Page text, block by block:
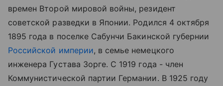
времен Второй мировой войны, резидент
советской разведки в Японии. Родился 4 октября
1895 года в поселке Сабунчи Бакинской губернии
Российской империи, в семье немецкого
инженера Густава Зорге. С 1919 года - член
Коммунистической партии Германии. В 1925 году